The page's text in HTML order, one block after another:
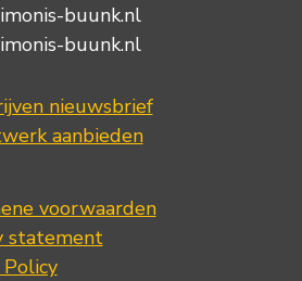
buunk.nl
buunk.nl
nieuwsbrief
aanbieden
voorwaarden
statement
Policy